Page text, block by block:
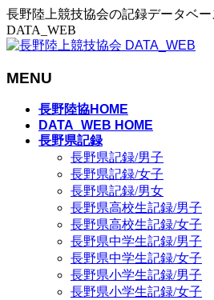
長野陸上競技協会の記録データベ
DATA_WEB
MENU
長野陸協HOME
DATA_WEB HOME
長野県記録
長野県記録/男子
長野県記録/女子
長野県記録/男女
長野県高校生記録/男子
長野県高校生記録/女子
長野県中学生記録/男子
長野県中学生記録/女子
長野県小学生記録/男子
長野県小学生記録/女子